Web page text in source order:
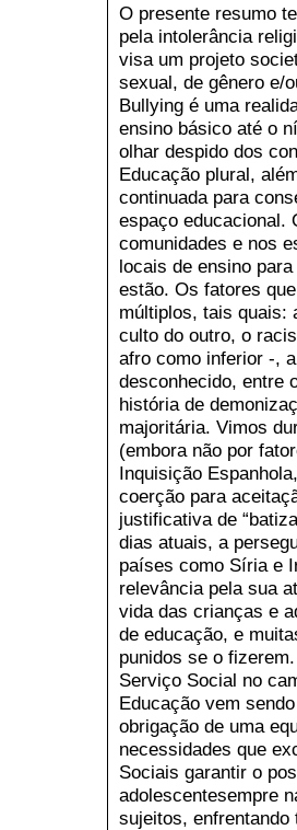
O presente resumo
pela intolerância
visa um projeto
sexual, de gênero e/
Bullying é uma
ensino básico até o
olhar despido dos
Educação plural,
continuada para
espaço educacional.
comunidades e nos
locais de ensino
estão. Os fatores
múltiplos, tais quais:
culto do outro, o
afro como inferior -,
desconhecido, entre
história de
majoritária. Vimos
(embora não por
Inquisição
coerção para
justificativa de
dias atuais, a
países como Síria e
relevância pela sua
vida das crianças e
de educação, e
punidos se o
Serviço Social no
Educação vem
obrigação de uma
necessidades que
Sociais garantir o
adolescentesempre
sujeitos,